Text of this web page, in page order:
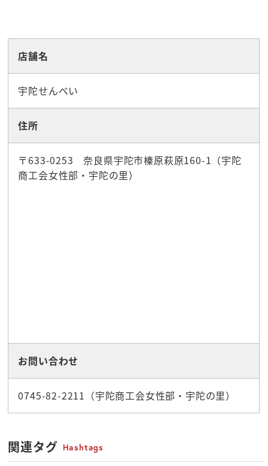
店舗名
宇陀せんべい
住所
〒633-0253 奈良県宇陀市榛原萩原160-1（宇陀
商工会女性部・宇陀の里）
お問い合わせ
0745-82-2211（宇陀商工会女性部・宇陀の里）
関連タグ Hashtags